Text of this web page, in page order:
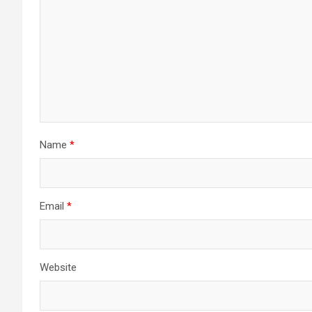
Name *
Email *
Website